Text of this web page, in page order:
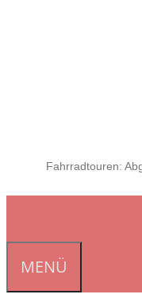
Fahrradtouren:
MENÜ